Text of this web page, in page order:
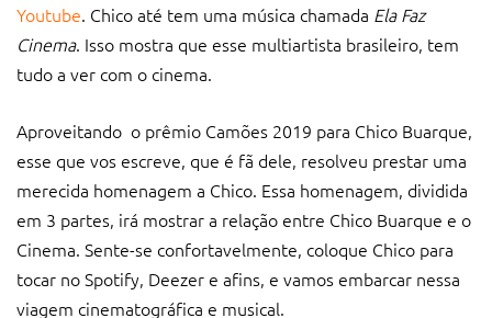
Youtube. Chico até tem uma música chamada Ela Faz
Cinema. Isso mostra que esse multiartista brasileiro, tem
tudo a ver com o cinema.
Aproveitando o prêmio Camões 2019 para Chico Buarque,
esse que vos escreve, que é fã dele, resolveu prestar uma
merecida homenagem a Chico. Essa homenagem, dividida
em 3 partes, irá mostrar a relação entre Chico Buarque e o
Cinema. Sente-se confortavelmente, coloque Chico para
tocar no Spotify, Deezer e afins, e vamos embarcar nessa
viagem cinematográfica e musical.